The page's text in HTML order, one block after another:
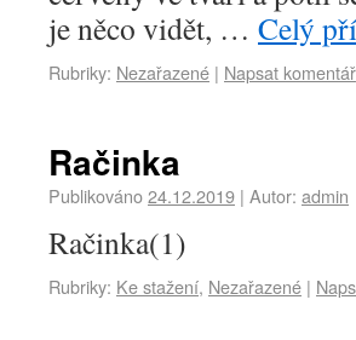
je něco vidět, … Celý
Rubriky: Nezařazené | Napsat komentář
Račinka
Publikováno24.12.2019 | Autor: admin
Račinka(1)
Rubriky: Ke stažení, Nezařazené |